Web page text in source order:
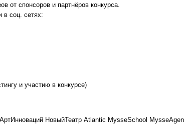
от спонсоров и партнёров конкурса.
в соц. сетях:
и участию в конкурсе)
НовыйТеатр Atlantic MysseSchool